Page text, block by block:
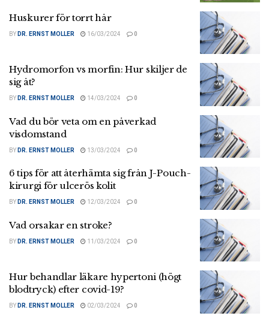
Huskurer för torrt hår
BY DR. ERNST MOLLER 16/03/2024 0
Hydromorfon vs morfin: Hur skiljer de
sig åt?
BY DR. ERNST MOLLER 14/03/2024 0
Vad du bör veta om en påverkad
visdomstand
BY DR. ERNST MOLLER 13/03/2024 0
6 tips för att återhämta sig från J-Pouch-
kirurgi för ulcerös kolit
BY DR. ERNST MOLLER 12/03/2024 0
Vad orsakar en stroke?
BY DR. ERNST MOLLER 11/03/2024 0
Hur behandlar läkare hypertoni (högt
blodtryck) efter covid-19?
BY DR. ERNST MOLLER 02/03/2024 0